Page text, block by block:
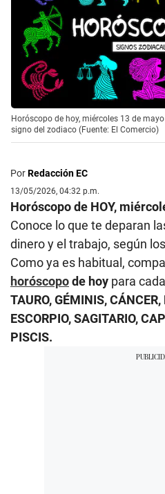
Horóscopo de hoy, miércoles 13 de
signo del zodiaco (Fuente: El Comercio)
PorRedacción EC
13/05/2026, 04:32 p.m.
Horóscopo de HOY,
Conoce lo que te deparan
dinero y el trabajo, según
Como ya es habitual,
horóscopode hoy para
TAURO, GÉMINIS, CÁNCER,
ESCORPIO, SAGITARIO,
PISCIS.